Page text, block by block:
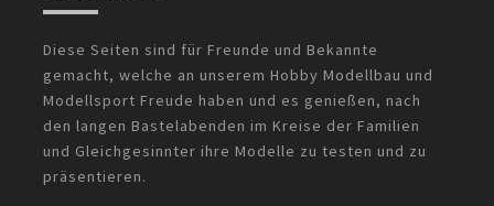
Diese Seiten sind für Freunde und Bekannte
gemacht, welche an unserem Hobby Modellbau und
Modellsport Freude haben und es genießen, nach
den langen Bastelabenden im Kreise der Familien
und Gleichgesinnter ihre Modelle zu testen und zu
präsentieren.